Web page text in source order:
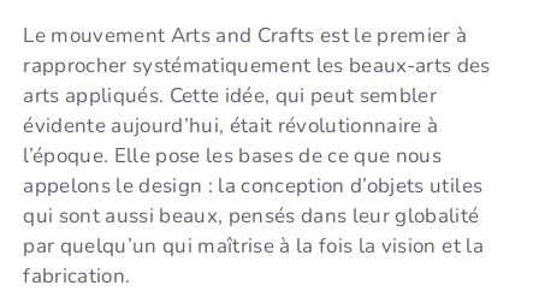
Le mouvement Arts and Crafts est le premier à
rapprocher systématiquement les beaux-arts des
arts appliqués. Cette idée, qui peut sembler
évidente aujourd’hui, était révolutionnaire à
l’époque. Elle pose les bases de ce que nous
appelons le design : la conception d’objets utiles
qui sont aussi beaux, pensés dans leur globalité
par quelqu’un qui maîtrise à la fois la vision et la
fabrication.